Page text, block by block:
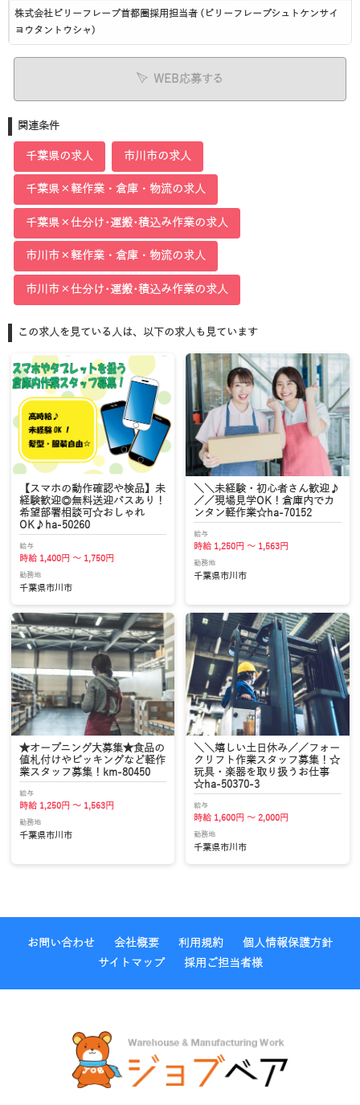
株式会社ビリーフレーブ首都圏採用担当者 (ビリーフレーブシュトケンサイ
ヨウタントウシャ)
WEB応募する
関連条件
千葉県の求人 市川市の求人
千葉県×軽作業・倉庫・物流の求人
千葉県×仕分け･運搬･積込み作業の求人
市川市×軽作業・倉庫・物流の求人
市川市×仕分け･運搬･積込み作業の求人
この求人を見ている人は、以下の求人も見ています
【スマホの動作確認や検品】未
経験歓迎◎無料送迎バスあり！
希望部署相談可☆おしゃれ
OK♪ha-50260
給与
時給 1,400円 ～ 1,750円
勤務地
千葉県市川市
＼＼未経験・初心者さん歓迎♪
／／現場見学OK！倉庫内でカ
ンタン軽作業☆ha-70152
給与
時給 1,250円 ～ 1,563円
勤務地
千葉県市川市
★オープニング大募集★食品の
値札付けやピッキングなど軽作
業スタッフ募集！km-80450
給与
時給 1,250円 ～ 1,563円
勤務地
千葉県市川市
＼＼嬉しい土日休み／／フォー
クリフト作業スタッフ募集！☆
玩具・楽器を取り扱うお仕事
☆ha-50370-3
給与
時給 1,600円 ～ 2,000円
勤務地
千葉県市川市
お問い合わせ 会社概要 利用規約
個人情報保護方針
サイトマップ
採用ご担当者様